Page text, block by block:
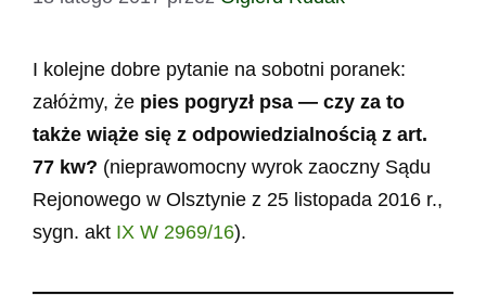
I kolejne dobre pytanie na sobotni poranek:
załóżmy, że pies pogryzł psa — czy za to
także wiąże się z odpowiedzialnością z art.
77 kw? (nieprawomocny wyrok zaoczny Sądu
Rejonowego w Olsztynie z 25 listopada 2016 r.,
sygn. akt IX W 2969/16).